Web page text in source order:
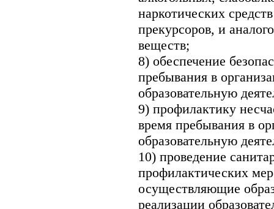
наркотических
прекурсоров, и
веществ;
8) обеспечение
пребывания в
образовательную
9) профилактику
время пребывания в
образовательную
10) проведение
профилактических
осуществляющие
реализации